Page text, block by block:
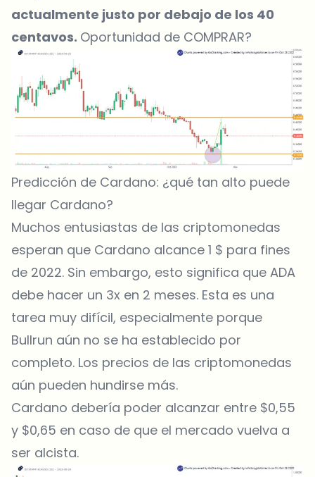
actualmente justo por debajo de los 40
centavos. Oportunidad de COMPRAR?
Predicción de Cardano: ¿qué tan alto puede
llegar Cardano?
Muchos entusiastas de las criptomonedas
esperan que Cardano alcance 1 $ para fines
de 2022. Sin embargo, esto significa que ADA
debe hacer un 3x en 2 meses. Esta es una
tarea muy difícil, especialmente porque
Bullrun aún no se ha establecido por
completo. Los precios de las criptomonedas
aún pueden hundirse más.
Cardano debería poder alcanzar entre $0,55
y $0,65 en caso de que el mercado vuelva a
ser alcista.